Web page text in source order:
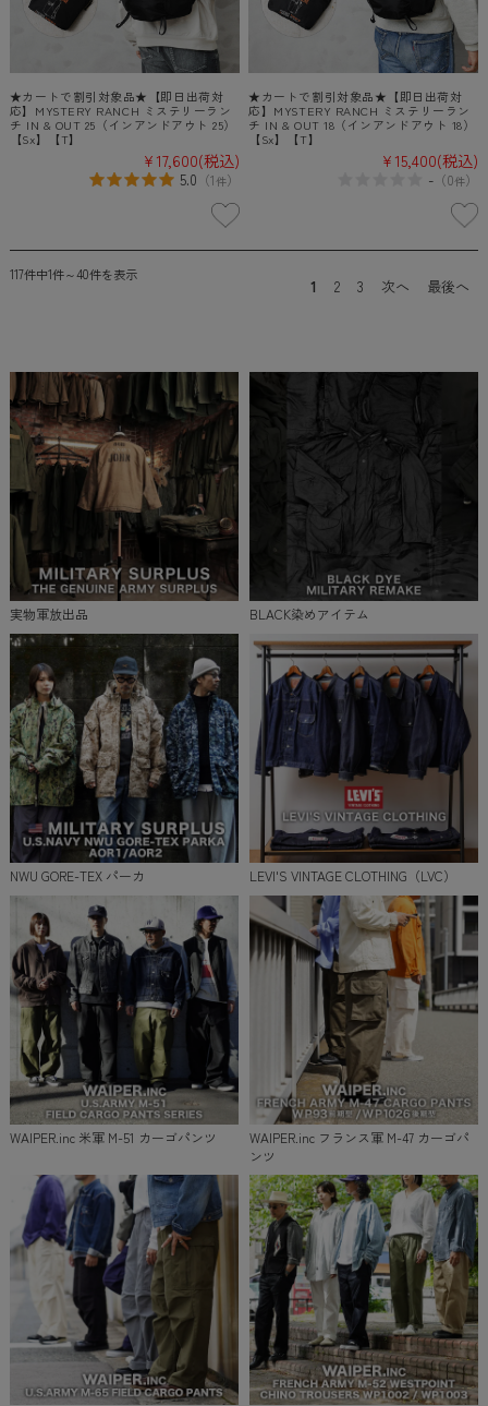
★カートで割引対象品★【即日出荷対
応】MYSTERY RANCH ミステリーラン
チ IN & OUT 25（インアンドアウト 25）
【Sx】【T】
¥17,600(税込)
5.0 （1件）
★カートで割引対象品★【即日出荷対
応】MYSTERY RANCH ミステリーラン
チ IN & OUT 18（インアンドアウト 18）
【Sx】【T】
¥15,400(税込)
- （0件）
117件中1件～40件を表示
1 2 3 次へ 最後へ
実物軍放出品 BLACK染めアイテム
NWU GORE-TEX パーカ LEVI'S VINTAGE CLOTHING（LVC）
WAIPER.inc 米軍 M-51 カーゴパンツ
WAIPER.inc フランス軍 M-47 カーゴパ
ンツ